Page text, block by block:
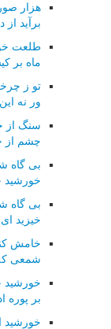
هزار
برآید
طلعت
ماه بر
تو ز
ور نه
سنگ از
چشم از
بی گاه
خورشید
بی گاه
خیزید
خامش
شمعی كه
بر پوره
خورشید